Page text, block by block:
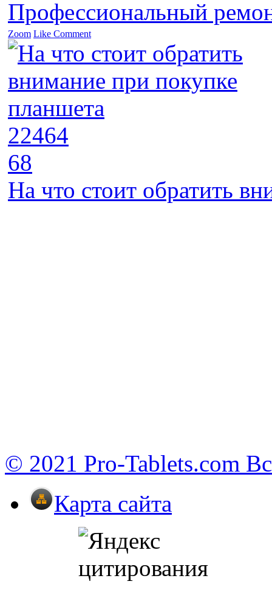
Профессиональный
Zoom Like Comment
22464
68
На что стоит обратить
© 2021 Pro-Tablets.com
Карта сайта